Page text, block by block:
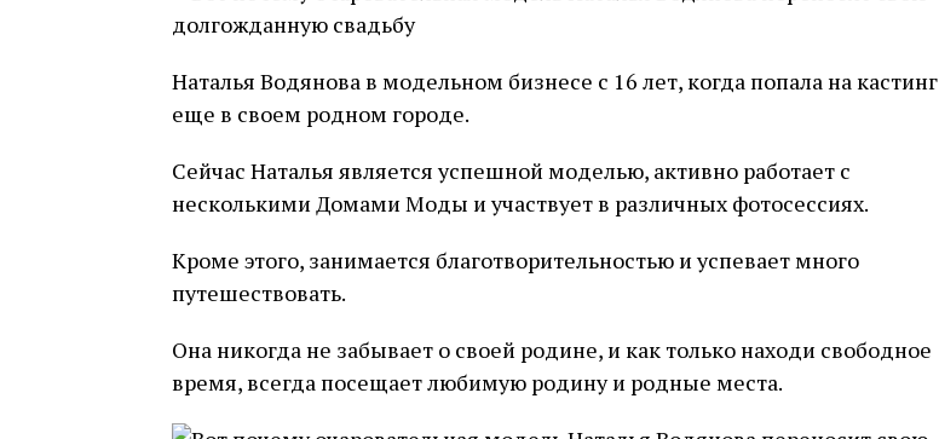
Наталья Водянова в модельном бизнесе с 16 лет, когда попала на кастинг
еще в своем родном городе.
Сейчас Наталья является успешной моделью, активно работает с
несколькими Домами Моды и участвует в различных фотосессиях.
Кроме этого, занимается благотворительностью и успевает много
путешествовать.
Она никогда не забывает о своей родине, и как только находи свободное
время, всегда посещает любимую родину и родные места.